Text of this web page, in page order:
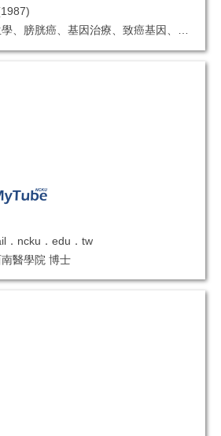
(1987)
、膀胱癌、基因治療、致癌基因、抑
neu、p16之研究
．ncku．edu．tw
醫學院 博士
人體基因計畫、由人體基因庫中鑑定
，自體免疫，骨質疏鬆等疾病相關的